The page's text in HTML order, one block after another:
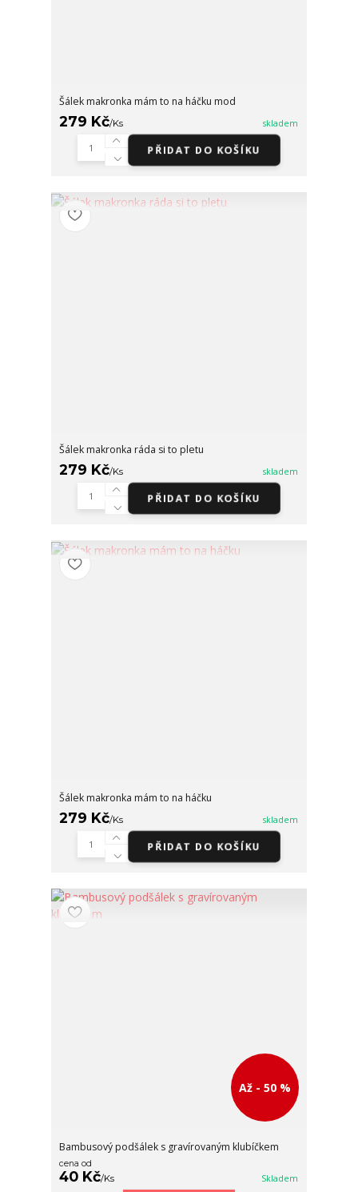
Šálek makronka mám to na háčku mod
279 Kč/Ks skladem
PŘIDAT DO KOŠÍKU
Šálek makronka ráda si to pletu
279 Kč/Ks skladem
PŘIDAT DO KOŠÍKU
Šálek makronka mám to na háčku
279 Kč/Ks skladem
PŘIDAT DO KOŠÍKU
Až - 50 %
Bambusový podšálek s gravírovaným klubíčkem
cena od
40 Kč/Ks Skladem